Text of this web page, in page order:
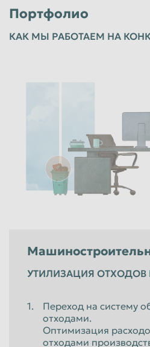
Портфолио
КАК МЫ РАБОТАЕМ НА
УТИЛИЗАЦИЯ ОТХОДОВ
Переход на систему
отходами.
Оптимизация
отходами